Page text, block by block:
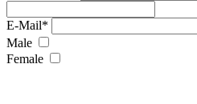
E-Mail*
Male
Female